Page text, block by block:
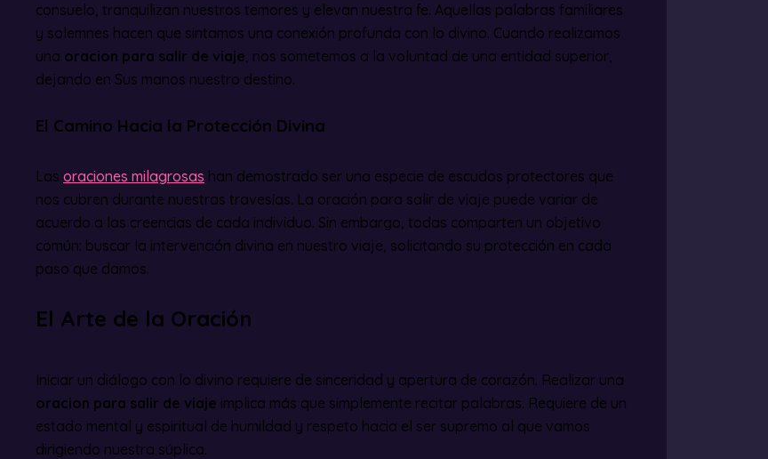
consuelo, tranquilizan nuestros temores y elevan nuestra fe. Aquellas palabras familiares
y solemnes hacen que sintamos una conexión profunda con lo divino. Cuando realizamos
una oracion para salir de viaje, nos sometemos a la voluntad de una entidad superior,
dejando en Sus manos nuestro destino.
El Camino Hacia la Protección Divina
Las oraciones milagrosas han demostrado ser una especie de escudos protectores que
nos cubren durante nuestras travesías. La oración para salir de viaje puede variar de
acuerdo a las creencias de cada individuo. Sin embargo, todas comparten un objetivo
común: buscar la intervención divina en nuestro viaje, solicitando su protección en cada
paso que damos.
El Arte de la Oración
Iniciar un diálogo con lo divino requiere de sinceridad y apertura de corazón. Realizar una
oracion para salir de viaje implica más que simplemente recitar palabras. Requiere de un
estado mental y espiritual de humildad y respeto hacia el ser supremo al que vamos
dirigiendo nuestra súplica.